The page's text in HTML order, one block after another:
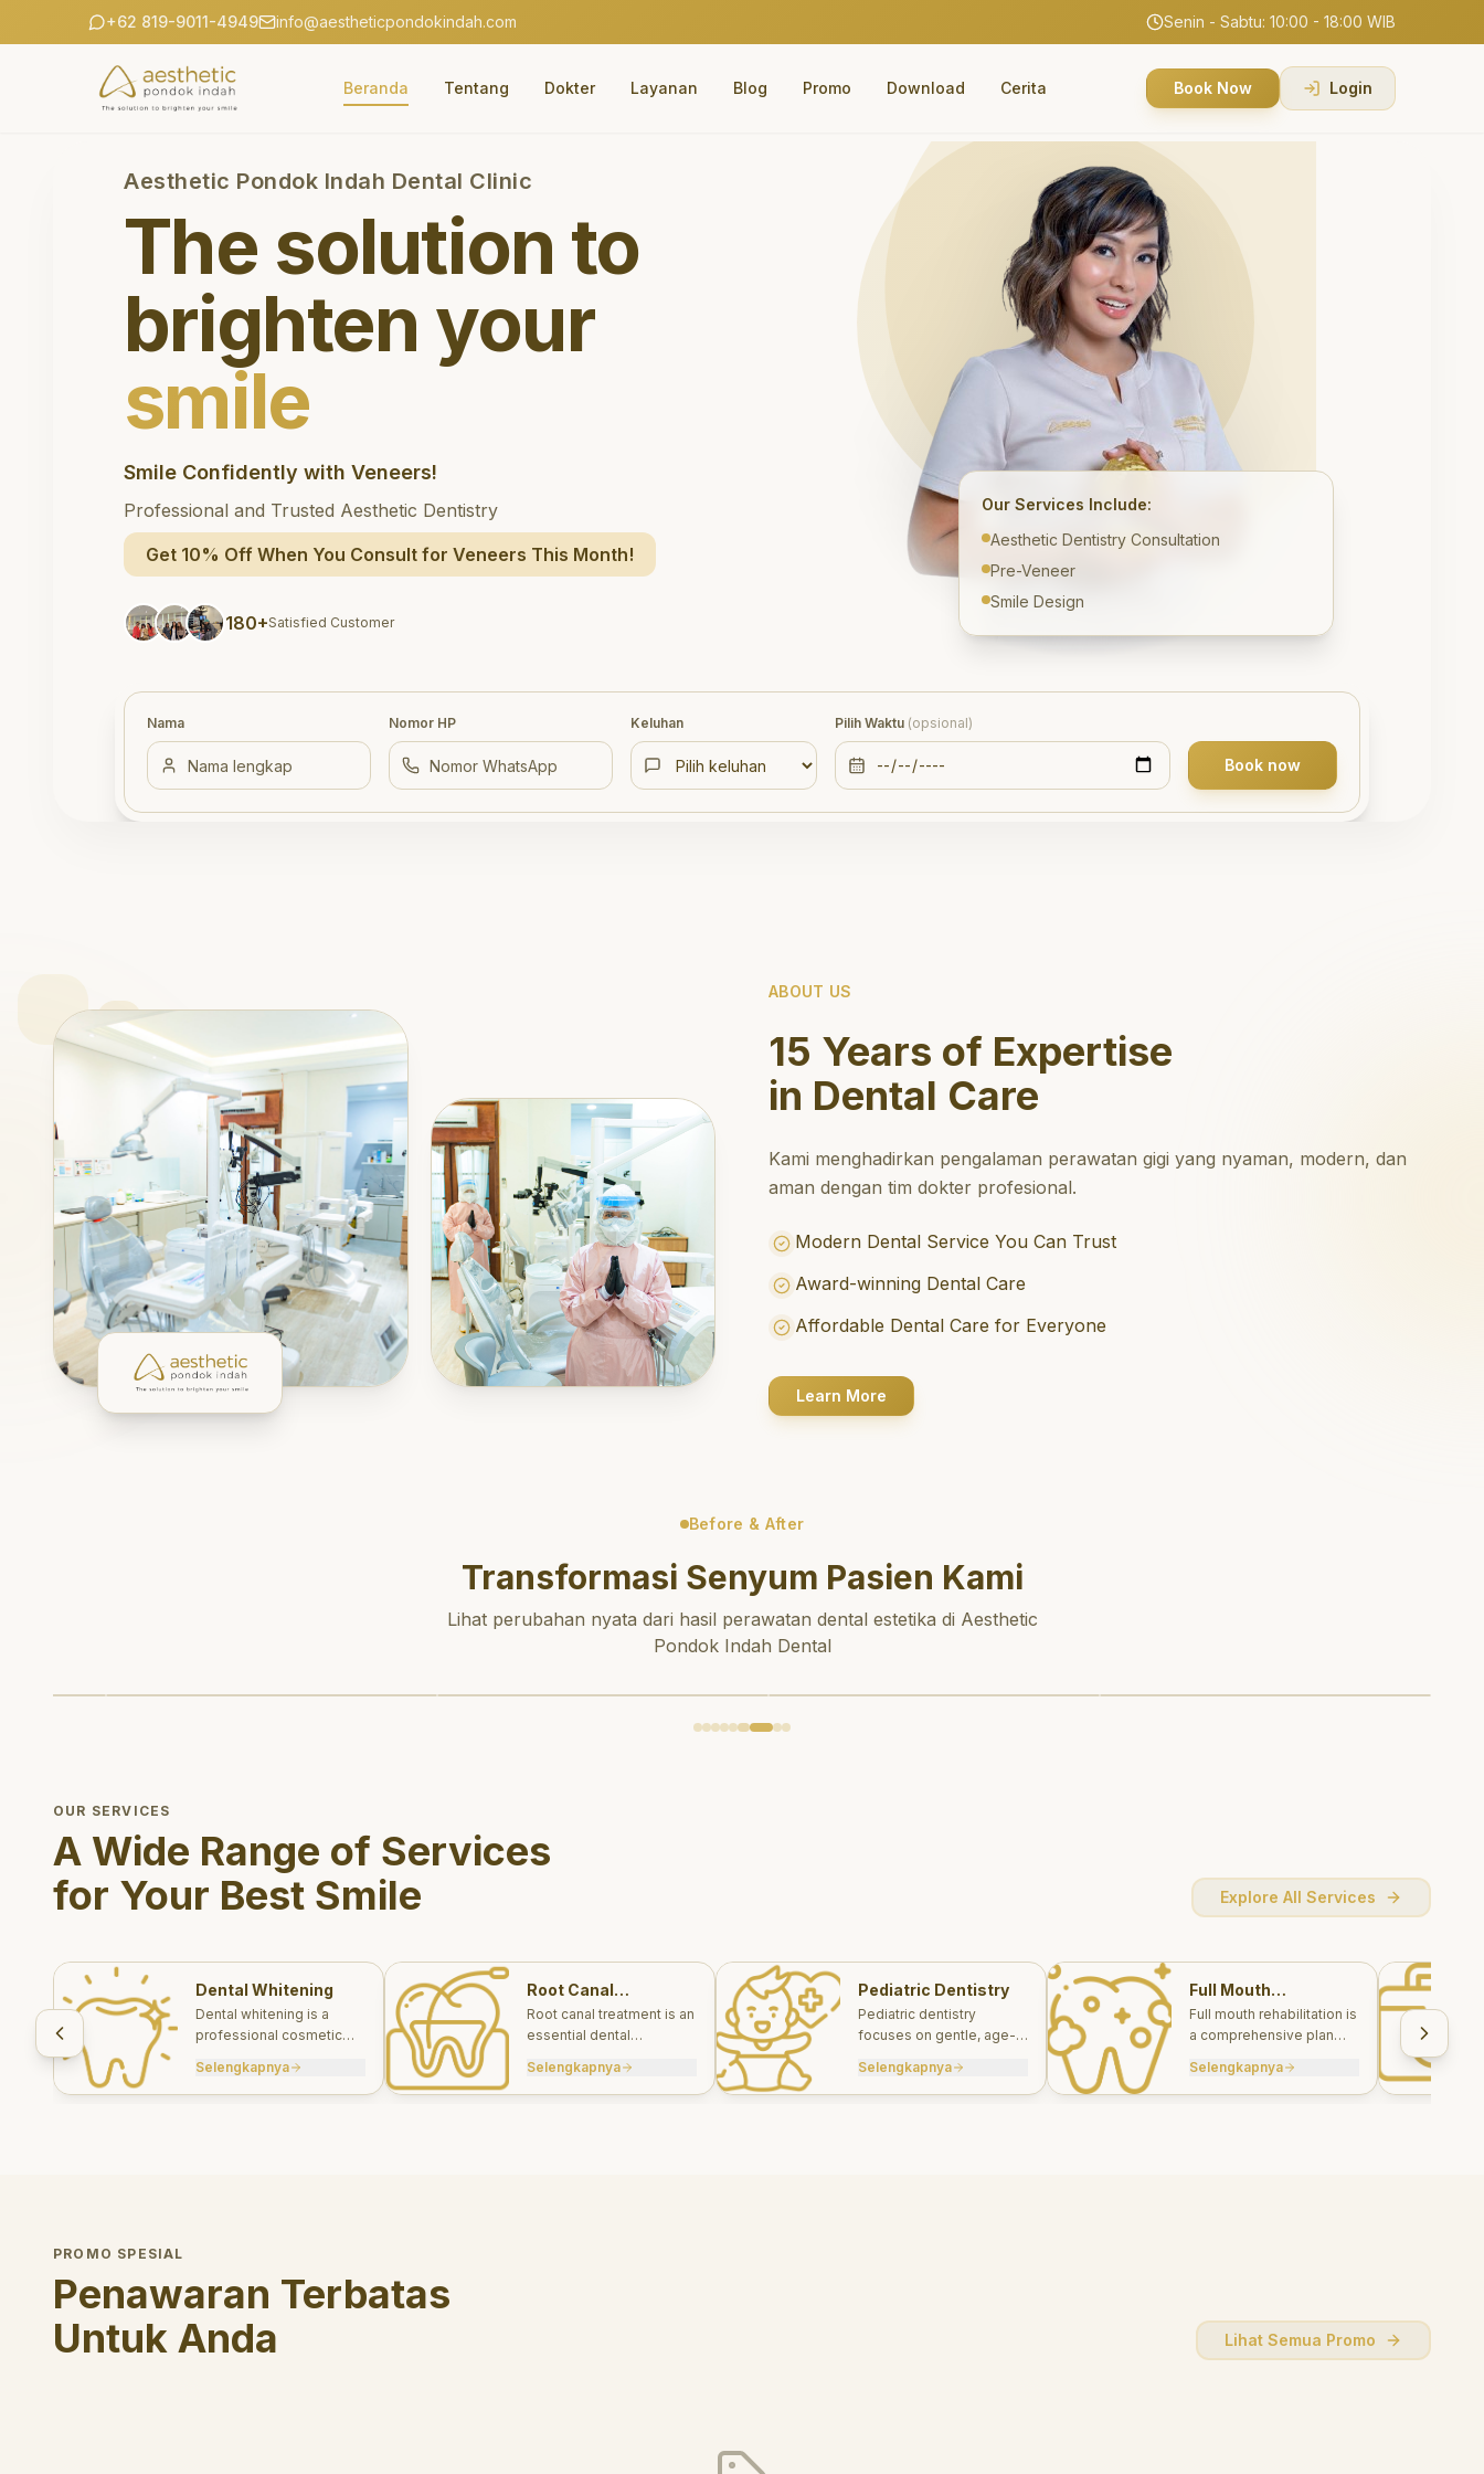
+62 819-9011-4949 info@aestheticpondokindah.com Senin - Sabtu: 10:00 - 18:00 WIB
Beranda Tentang Dokter Layanan Blog Promo Download Cerita Book Now Login
Aesthetic Pondok Indah Dental Clinic
The solution to
brighten your
smile
Smile Confidently with Veneers!
Professional and Trusted Aesthetic Dentistry
Get 10% Off When You Consult for Veneers This Month!
180+Satisfied Customer
Our Services Include:
Aesthetic Dentistry Consultation
Pre-Veneer
Smile Design
Nama Nomor HP Keluhan Pilih Waktu (opsional)
Book now
ABOUT US
15 Years of Expertise
in Dental Care
Kami menghadirkan pengalaman perawatan gigi yang nyaman, modern, dan
aman dengan tim dokter profesional.
Modern Dental Service You Can Trust
Award-winning Dental Care
Affordable Dental Care for Everyone
Learn More
Before & After
Transformasi Senyum Pasien Kami
Lihat perubahan nyata dari hasil perawatan dental estetika di Aesthetic
Pondok Indah Dental
OUR SERVICES
A Wide Range of Services
for Your Best Smile
Explore All Services
Dental Whitening
Dental whitening is a
professional cosmetic
brighten your smile safely
and effectively.
Selengkapnya
Root Canal
Treatments
Root canal treatment is an
essential dental
save a tooth that has
been severely damaged
Selengkapnya
Pediatric Dentistry
Pediatric dentistry
focuses on gentle, age-
for infants, children, and
teens.
Selengkapnya
Full Mouth
Rehabilitations
Full mouth rehabilitation is
a comprehensive plan
aesthetic treatments to
rebuild function, comfort,
Selengkapnya
PROMO SPESIAL
Penawaran Terbatas
Untuk Anda
Lihat Semua Promo